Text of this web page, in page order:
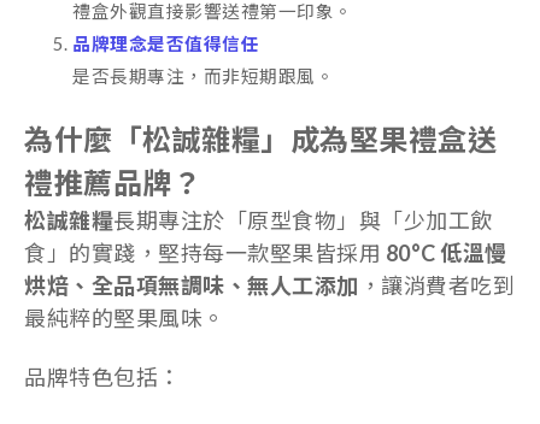
禮盒外觀直接影響送禮第一印象。
品牌理念是否值得信任
是否長期專注，而非短期跟風。
為什麼「松誠雜糧」成為堅果禮盒送
禮推薦品牌？
松誠雜糧長期專注於「原型食物」與「少加工飲
食」的實踐，堅持每一款堅果皆採用 80°C 低溫慢
烘焙、全品項無調味、無人工添加 ，讓消費者吃到
最純粹的堅果風味。
品牌特色包括：